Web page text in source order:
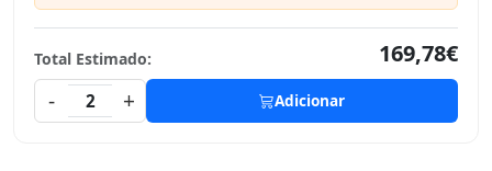
Total Estimado:
169,78€
-
2 + Adicionar